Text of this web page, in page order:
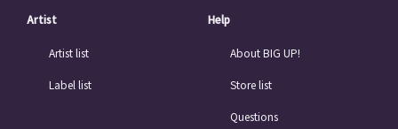
Artist
Artist list
Label list
Help
About BIG UP!
Store list
Questions